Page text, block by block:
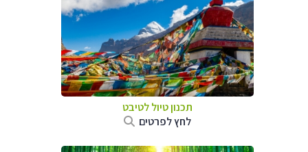
תכנון טיוללטיבט
לחץ לפרטים